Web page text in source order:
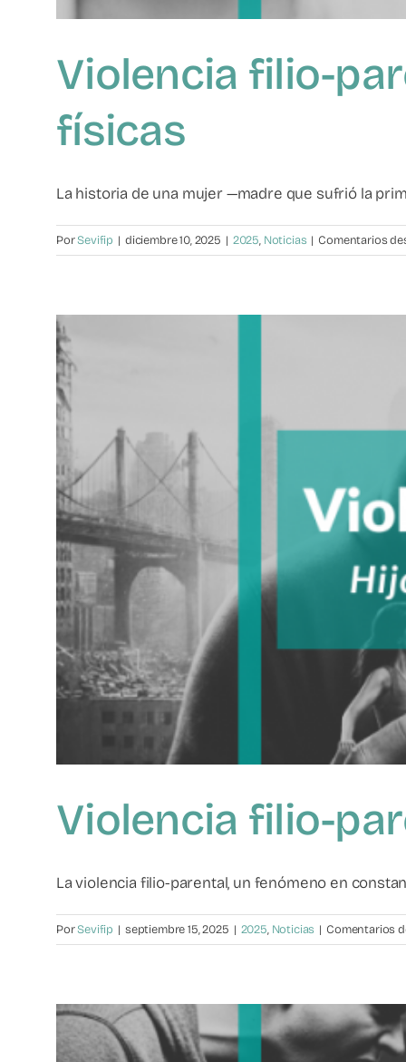
Violencia filio-
físicas
La historia de una mujer —madre que sufrió la
PorSevifip | diciembre 10, 2025 | 2025, Noticias | Comentarios
Violencia filio-
La violencia filio-parental, un fenómeno en
PorSevifip | septiembre 15, 2025 | 2025, Noticias | Comentarios